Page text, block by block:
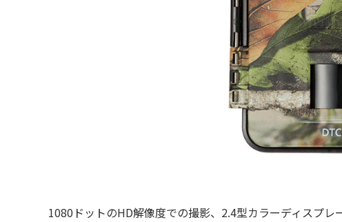
1080ドットのHD解像度での撮影、2.4型カラーディスプ